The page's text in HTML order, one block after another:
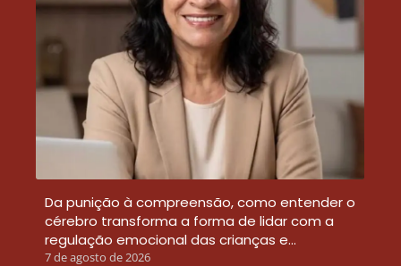
Da punição à compreensão, como entender o
cérebro transforma a forma de lidar com a
regulação emocional das crianças e…
7 de agosto de 2026